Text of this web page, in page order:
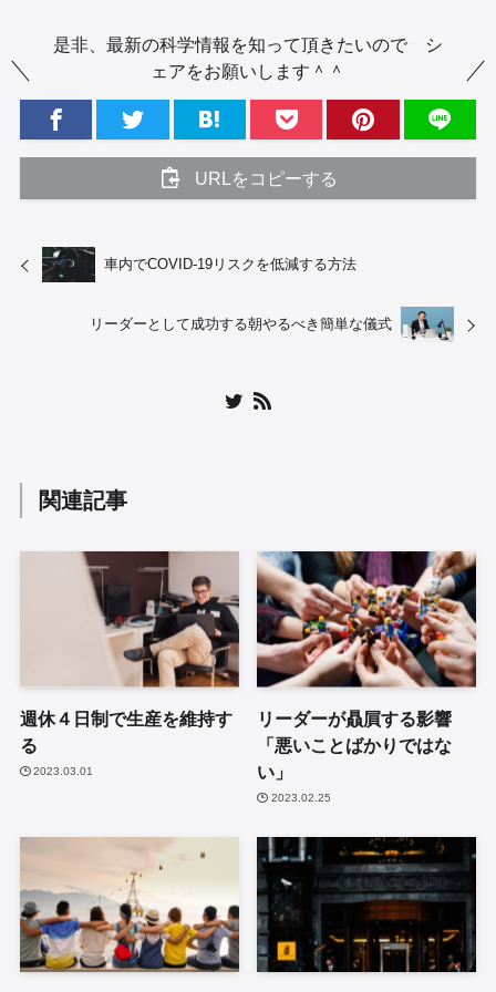
是非、最新の科学情報を知って頂きたいので シ
ェアをお願いします＾＾
URLをコピーする
車内でCOVID-19リスクを低減する方法
リーダーとして成功する朝やるべき簡単な儀式
関連記事
週休４日制で生産を維持す
る
2023.03.01
リーダーが贔屓する影響
「悪いことばかりではな
い」
2023.02.25